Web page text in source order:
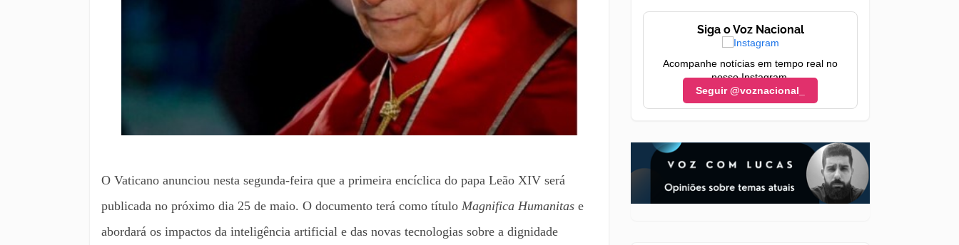
O Vaticano anunciou nesta segunda-feira que a primeira encíclica do papa Leão XIV será
publicada no próximo dia 25 de maio. O documento terá como título Magnifica Humanitas e
abordará os impactos da inteligência artificial e das novas tecnologias sobre a dignidade
Siga o Voz Nacional
Acompanhe notícias em tempo real no
nosso Instagram.
Seguir @voznacional_